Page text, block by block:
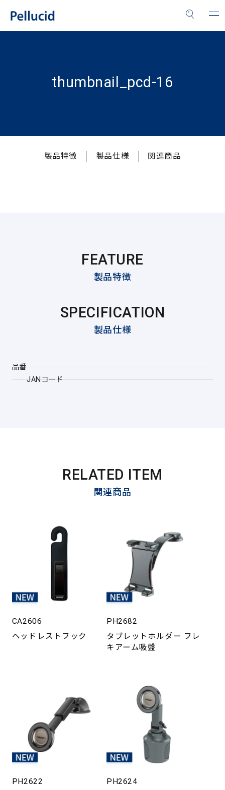
thumbnail_pcd-16
製品特徴 製品仕様 関連商品
FEATURE
製品特徴
SPECIFICATION
製品仕様
品番
JANコード
RELATED ITEM
関連商品
CA2606
ヘッドレストフック
PH2682
タブレットホルダー フレ
キアーム吸盤
PH2622
PH2624